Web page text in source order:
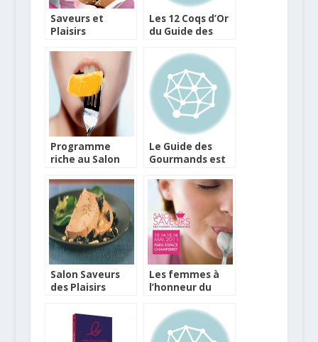
Saveurs et
Plaisirs
Guy Martin
Les 12 Coqs d’Or
du Guide des
Programme
riche au Salon
Le Guide des
Gourmands est
30 ans
Salon Saveurs
des Plaisirs
Paris
Les femmes à
l’honneur du
des plaisirs
gourmands